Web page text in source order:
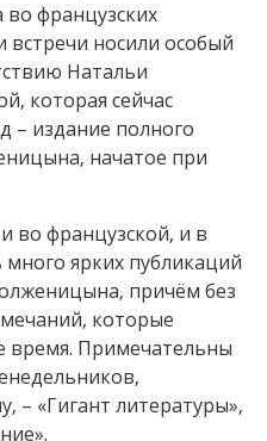
французских
встречи носили особый
Натальи
которая сейчас
– издание полного
начатое при
во французской, и в
ярких публикаций
причём без
которые
время. Примечательны
– «Гигант литературы»,